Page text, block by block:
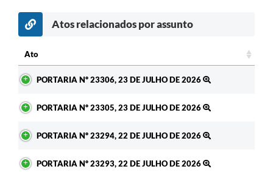
Atos relacionados por assunto
Ato
PORTARIA Nº 23306, 23 DE JULHO DE 2026
PORTARIA Nº 23305, 23 DE JULHO DE 2026
PORTARIA Nº 23294, 22 DE JULHO DE 2026
PORTARIA Nº 23293, 22 DE JULHO DE 2026